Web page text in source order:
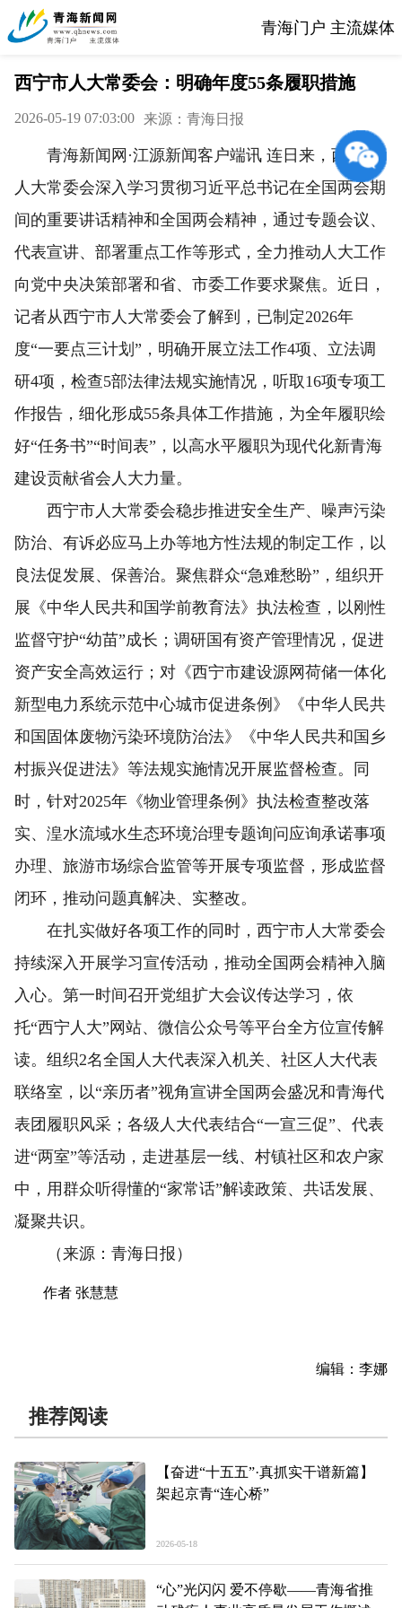
青海门户 主流媒体
西宁市人大常委会：明确年度55条履职措施
2026-05-19 07:03:00 来源：青海日报
青海新闻网·江源新闻客户端讯 连日来，西宁市
人大常委会深入学习贯彻习近平总书记在全国两会期
间的重要讲话精神和全国两会精神，通过专题会议、
代表宣讲、部署重点工作等形式，全力推动人大工作
向党中央决策部署和省、市委工作要求聚焦。近日，
记者从西宁市人大常委会了解到，已制定2026年
度“一要点三计划”，明确开展立法工作4项、立法调
研4项，检查5部法律法规实施情况，听取16项专项工
作报告，细化形成55条具体工作措施，为全年履职绘
好“任务书”“时间表”，以高水平履职为现代化新青海
建设贡献省会人大力量。
西宁市人大常委会稳步推进安全生产、噪声污染
防治、有诉必应马上办等地方性法规的制定工作，以
良法促发展、保善治。聚焦群众“急难愁盼”，组织开
展《中华人民共和国学前教育法》执法检查，以刚性
监督守护“幼苗”成长；调研国有资产管理情况，促进
资产安全高效运行；对《西宁市建设源网荷储一体化
新型电力系统示范中心城市促进条例》《中华人民共
和国固体废物污染环境防治法》《中华人民共和国乡
村振兴促进法》等法规实施情况开展监督检查。同
时，针对2025年《物业管理条例》执法检查整改落
实、湟水流域水生态环境治理专题询问应询承诺事项
办理、旅游市场综合监管等开展专项监督，形成监督
闭环，推动问题真解决、实整改。
在扎实做好各项工作的同时，西宁市人大常委会
持续深入开展学习宣传活动，推动全国两会精神入脑
入心。第一时间召开党组扩大会议传达学习，依
托“西宁人大”网站、微信公众号等平台全方位宣传解
读。组织2名全国人大代表深入机关、社区人大代表
联络室，以“亲历者”视角宣讲全国两会盛况和青海代
表团履职风采；各级人大代表结合“一宣三促”、代表
进“两室”等活动，走进基层一线、村镇社区和农户家
中，用群众听得懂的“家常话”解读政策、共话发展、
凝聚共识。
（来源：青海日报）
作者 张慧慧
编辑：李娜
推荐阅读
【奋进“十五五”·真抓实干谱新篇】
架起京青“连心桥”
2026-05-18
“心”光闪闪 爱不停歇——青海省推